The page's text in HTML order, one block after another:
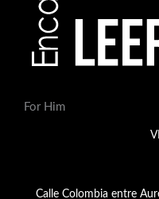
For Him
Calle Colombia entre